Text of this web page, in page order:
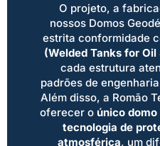
O projeto, a
nossos Domos
estrita conformidade
(Welded Tanks for Oil
cada estrutura
padrões de
Além disso, a Romão
oferecer o único
tecnologia de
atmosférica, um